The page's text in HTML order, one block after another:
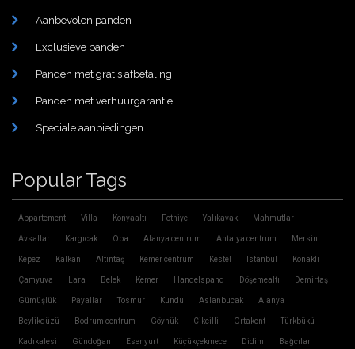
Aanbevolen panden
Exclusieve panden
Panden met gratis afbetaling
Panden met verhuurgarantie
Speciale aanbiedingen
Popular Tags
Appartement Villa Konyaaltı Fethiye Yalıkavak Mahmutlar
Avsallar Kargıcak Oba Alanya centrum Antalya centrum Mersin
Kepez Kalkan Altıntaş Kemer centrum Kestel Istanbul Konaklı
Çamyuva Lara Belek Kemer Handelspand Döşemealtı Demirtaş
Gümüşlük Payallar Tosmur Kundu Aslanbucak Alanya
Beylikdüzü Bodrum centrum Göynük Cikcilli Ortakent Türkbükü
Kadıkalesi Gündoğan Esenyurt Küçükçekmece Didim Bağcılar